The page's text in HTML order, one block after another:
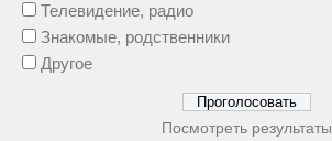
Телевидение, радио
Знакомые, родственники
Другое
Посмотреть результаты